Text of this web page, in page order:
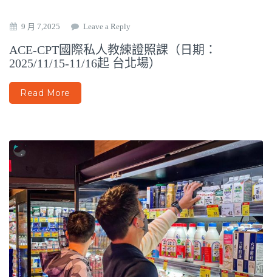
9 月 7,2025 Leave a Reply
ACE-CPT國際私人教練證照課（日期：
2025/11/15-11/16起 台北場）
Read More